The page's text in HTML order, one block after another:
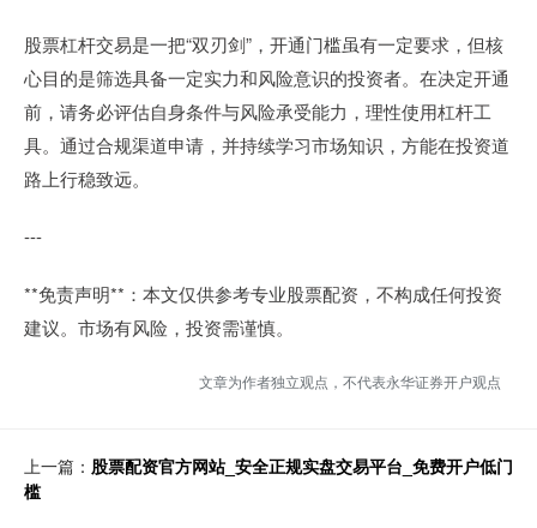
股票杠杆交易是一把“双刃剑”，开通门槛虽有一定要求，但核
心目的是筛选具备一定实力和风险意识的投资者。在决定开通
前，请务必评估自身条件与风险承受能力，理性使用杠杆工
具。通过合规渠道申请，并持续学习市场知识，方能在投资道
路上行稳致远。
---
**免责声明**：本文仅供参考专业股票配资，不构成任何投资
建议。市场有风险，投资需谨慎。
文章为作者独立观点，不代表永华证券开户观点
上一篇： 股票配资官方网站_安全正规实盘交易平台_免费开户低门
槛